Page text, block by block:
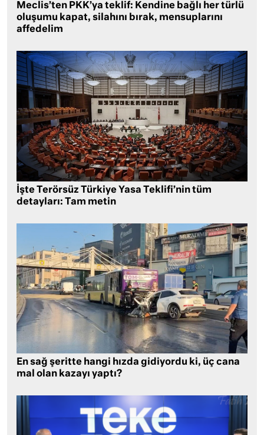
Meclis’ten PKK’ya teklif: Kendine bağlı her türlü
oluşumu kapat, silahını bırak, mensuplarını
affedelim
İşte Terörsüz Türkiye Yasa Teklifi’nin tüm
detayları: Tam metin
En sağ şeritte hangi hızda gidiyordu ki, üç cana
mal olan kazayı yaptı?